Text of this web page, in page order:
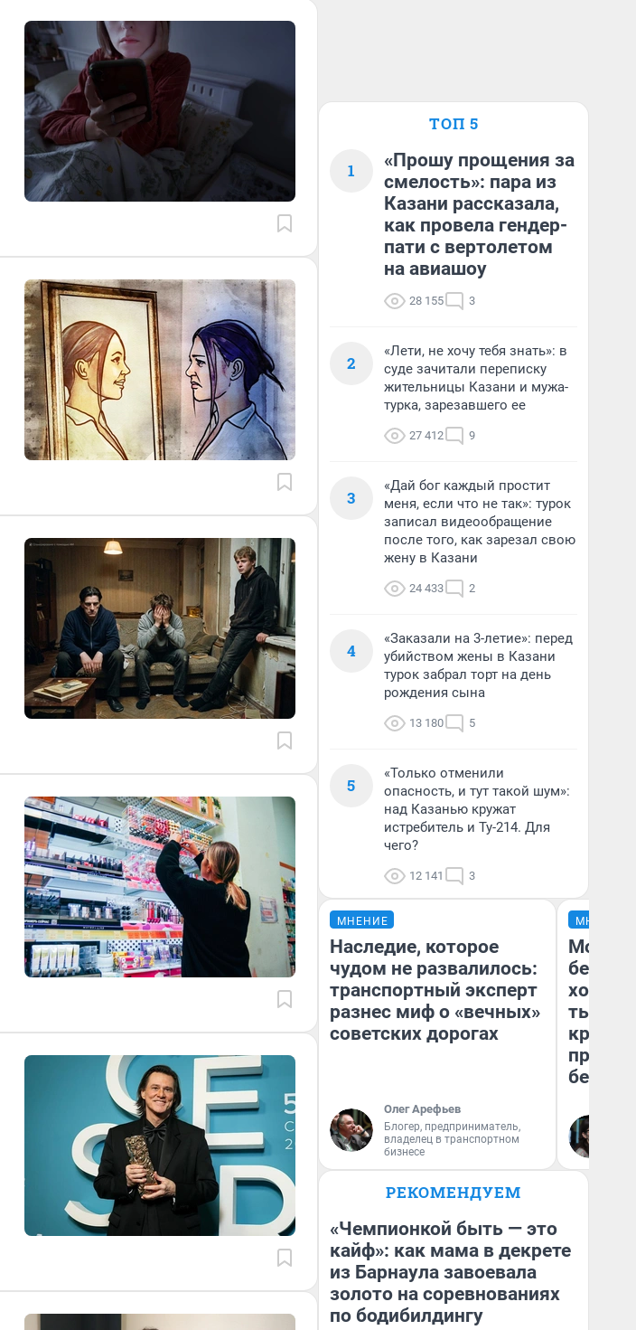
ТОП 5
1
«Прошу прощения за
смелость»: пара из
Казани рассказала,
как провела гендер-
пати с вертолетом
на авиашоу
28 155 3
2
«Лети, не хочу тебя знать»: в
суде зачитали переписку
жительницы Казани и мужа-
турка, зарезавшего ее
27 412 9
3
«Дай бог каждый простит
меня, если что не так»: турок
записал видеообращение
после того, как зарезал свою
жену в Казани
24 433 2
4
«Заказали на 3-летие»: перед
убийством жены в Казани
турок забрал торт на день
рождения сына
13 180 5
5
«Только отменили
опасность, и тут такой шум»:
над Казанью кружат
истребитель и Ту-214. Для
чего?
12 141 3
МНЕНИЕ
Наследие, которое
чудом не развалилось:
транспортный эксперт
разнес миф о «вечных»
советских дорогах
Олег Арефьев
Блогер, предприниматель,
владелец в транспортном
бизнесе
МНЕНИЕ
Мой
хотела
тысяч,
РЕКОМЕНДУЕМ
«Чемпионкой быть — это
кайф»: как мама в декрете
из Барнаула завоевала
золото на соревнованиях
по бодибилдингу